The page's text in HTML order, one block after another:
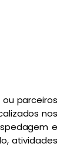
parceiros
nos
e
atividades